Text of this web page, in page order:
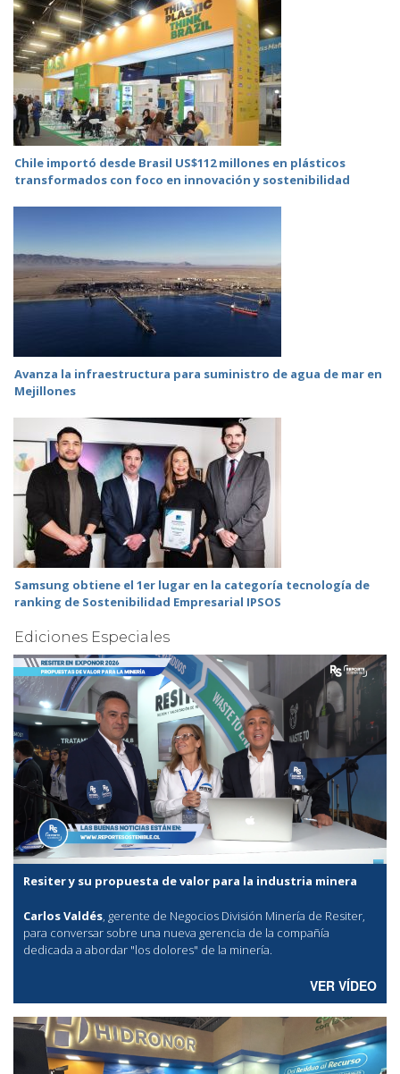
Chile importó desde Brasil US$112 millones en plásticos
transformados con foco en innovación y sostenibilidad
Avanza la infraestructura para suministro de agua de mar en
Mejillones
Samsung obtiene el 1er lugar en la categoría tecnología de
ranking de Sostenibilidad Empresarial IPSOS
Ediciones Especiales
Resiter y su propuesta de valor para la industria minera
Carlos Valdés, gerente de Negocios División Minería de Resiter,
para conversar sobre una nueva gerencia de la compañía
dedicada a abordar "los dolores" de la minería.
VER VÍDEO